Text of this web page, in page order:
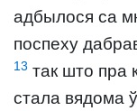
адбылося са
поспеху
13 так што пра
стала вядома